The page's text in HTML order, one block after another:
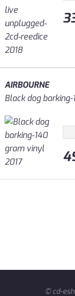
AIRBOURNE
Black dog
© cd-